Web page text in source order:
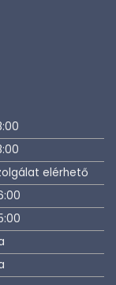
elérhető